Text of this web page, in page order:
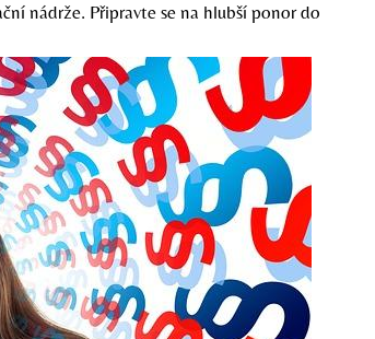
nádrže. Připravte se na hlubší ponor do